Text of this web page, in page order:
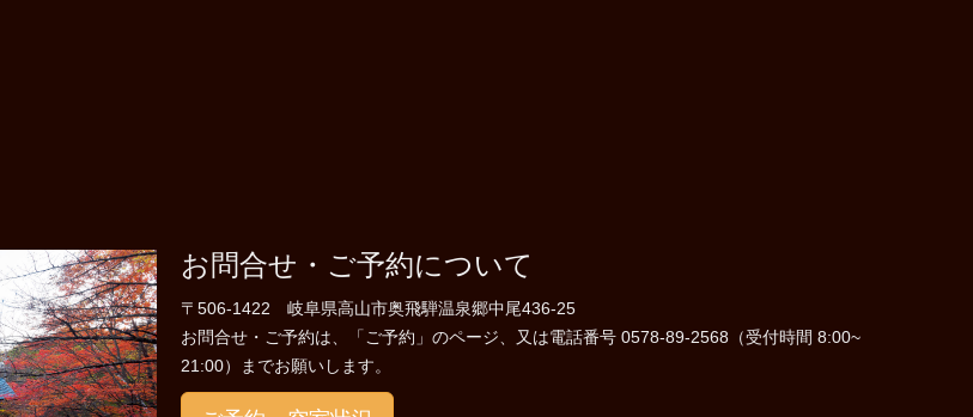
お問合せ・ご予約について
〒506-1422 岐阜県高山市奥飛騨温泉郷中尾436-25
お問合せ・ご予約は、「ご予約」のページ、又は電話番号 0578-89-2568（受付時間 8:00~
21:00）までお願いします。